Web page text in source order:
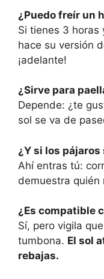
¿Puedo freír un
Si tienes 3 horas
hace su versión
¡adelante!
¿Sirve para
Depende: ¿te
sol se va de
¿Y si los
Ahí entras tú:
demuestra quién
¿Es compatible
Sí, pero vigila
tumbona. El sol
rebajas.